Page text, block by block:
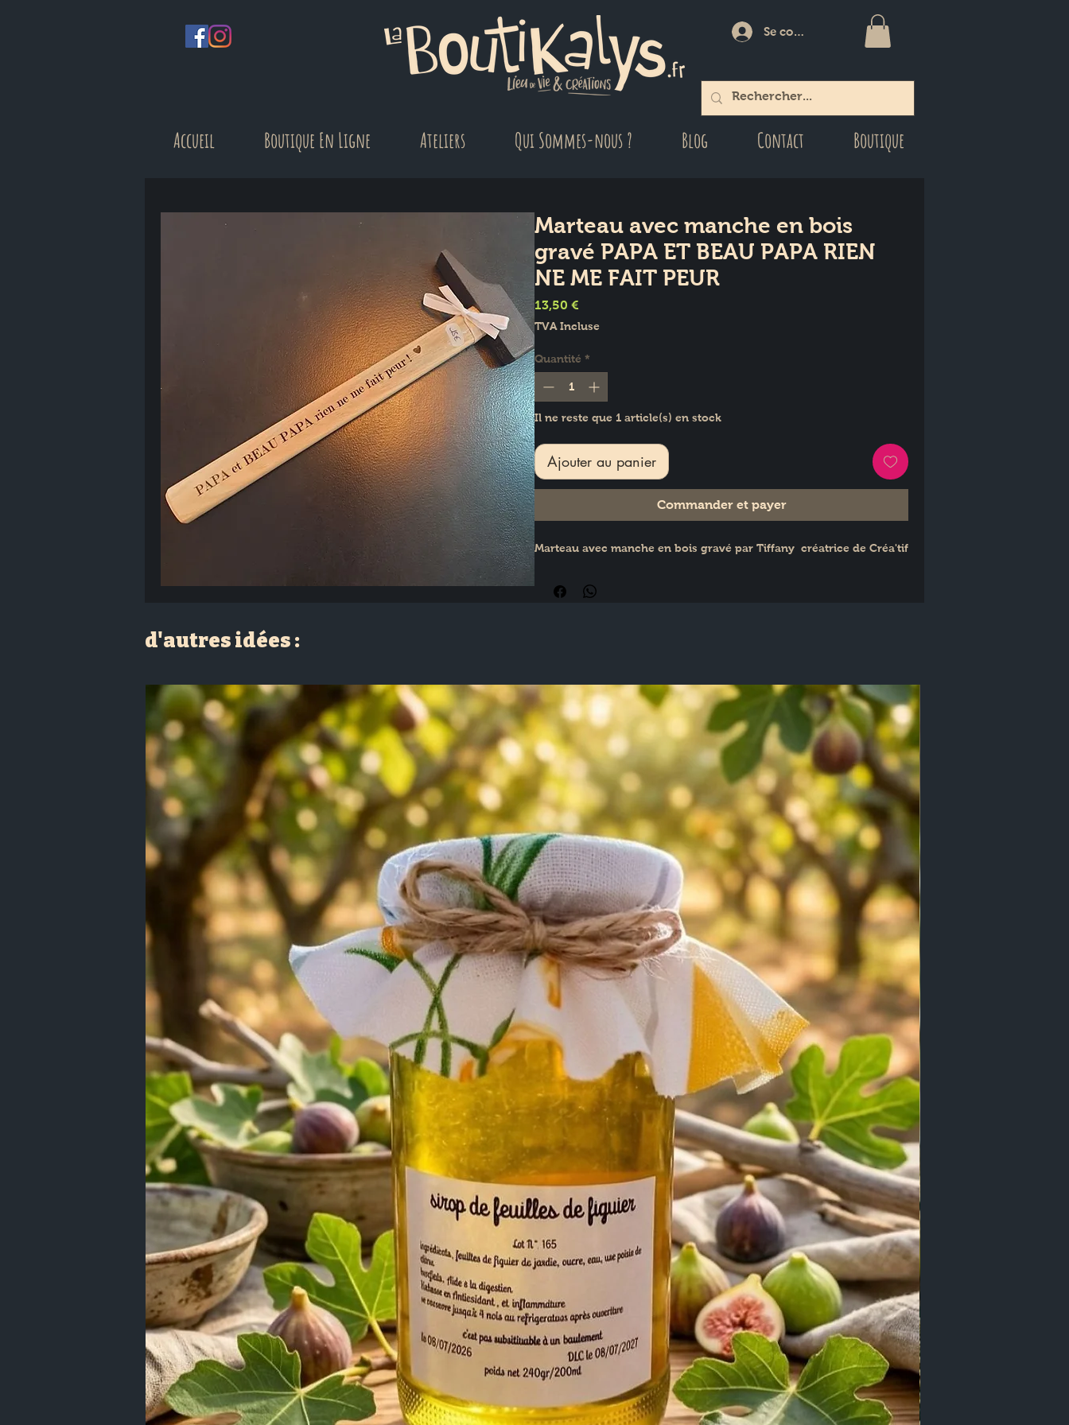
Se connecter
Accueil Boutique En Ligne Ateliers Qui Sommes-nous ? Blog Contact Boutique
Marteau avec manche en bois
gravé PAPA ET BEAU PAPA RIEN
NE ME FAIT PEUR
13,50 €
TVA Incluse
Quantité *
Il ne reste que 1 article(s) en stock
Ajouter au panier
Commander et payer
Marteau avec manche en bois gravé par Tiffany  créatrice de Créa'tif
d'autres idées :